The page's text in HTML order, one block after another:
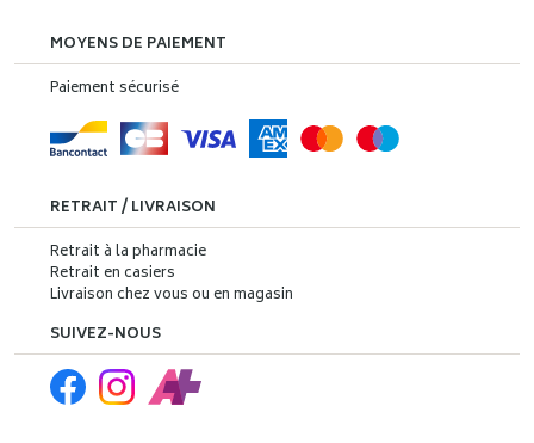
MOYENS DE PAIEMENT
Paiement sécurisé
RETRAIT / LIVRAISON
Retrait à la pharmacie
Retrait en casiers
Livraison chez vous ou en magasin
SUIVEZ-NOUS